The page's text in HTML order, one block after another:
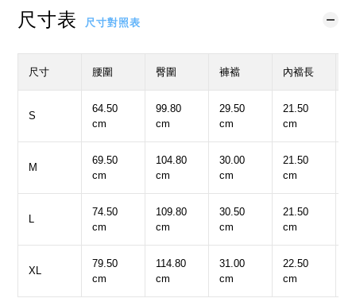
尺寸表 尺寸對照表
尺寸 腰圍 臀圍 褲襠 內襠長
S
64.50
cm
99.80
cm
29.50
cm
21.50
cm
M
69.50
cm
104.80
cm
30.00
cm
21.50
cm
L
74.50
cm
109.80
cm
30.50
cm
21.50
cm
XL
79.50
cm
114.80
cm
31.00
cm
22.50
cm